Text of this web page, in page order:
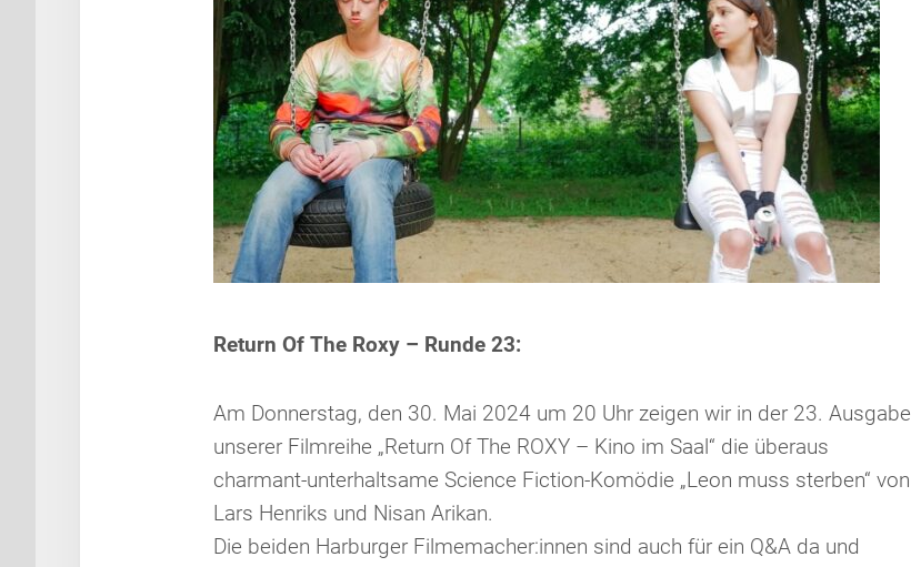
Return Of The Roxy – Runde 23:
Am Donnerstag, den 30. Mai 2024 um 20 Uhr zeigen wir in der 23. Ausgabe
unserer Filmreihe „Return Of The ROXY – Kino im Saal“ die überaus
charmant-unterhaltsame Science Fiction-Komödie „Leon muss sterben“ von
Lars Henriks und Nisan Arikan.
Die beiden Harburger Filmemacher:innen sind auch für ein Q&A da und